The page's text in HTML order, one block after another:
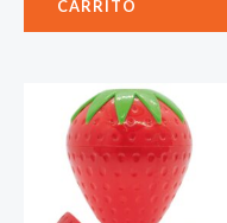
CARRITO